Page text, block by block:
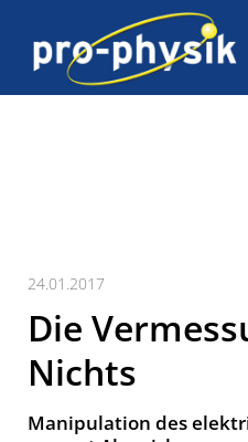
24.01.2017
Die
Nichts
Manipulation des